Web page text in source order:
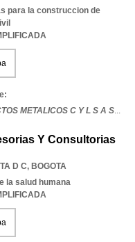
para la construccion de
METALICOS C Y L S A S...
Y Consultorias
D C, BOGOTA
la salud humana